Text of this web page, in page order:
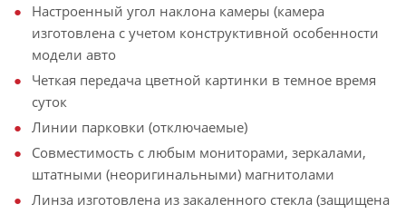
Настроенный угол наклона камеры (камера
изготовлена с учетом конструктивной особенности
модели авто
Четкая передача цветной картинки в темное время
суток
Линии парковки (отключаемые)
Совместимость с любым мониторами, зеркалами,
штатными (неоригинальными) магнитолами
Линза изготовлена из закаленного стекла (защищена